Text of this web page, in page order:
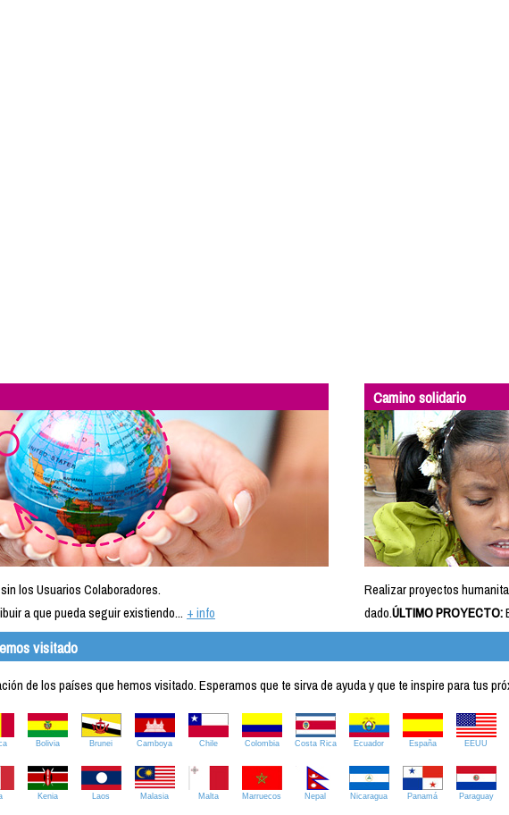
los Usuarios Colaboradores.
a que pueda seguir existiendo... + info
Camino solidario
Realizar proyectos
dado.ÚLTIMO PROYECTO:
visitado
de los países que hemos visitado. Esperamos que te sirva de ayuda y que te inspire para tus
Bolivia Brunei Camboya Chile Colombia Costa Rica Ecuador España EEUU
Kenia Laos Malasia Malta Marruecos Nepal Nicaragua Panamá Paraguay